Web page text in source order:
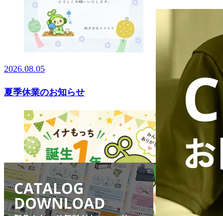
2026.08.05
夏季休業のお知らせ